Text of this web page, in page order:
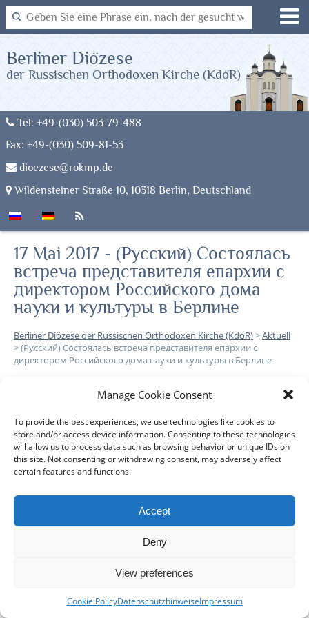
Manage Cookie Consent
To provide the best experiences, we use technologies like cookies to
store and/or access device information. Consenting to these technologies
will allow us to process data such as browsing behavior or unique IDs on
this site. Not consenting or withdrawing consent, may adversely affect
certain features and functions.
Accept
Deny
View preferences
Cookie PolicyDatenschutzhinweiseImpressum
Tel: +49-(030) 503-79-488
Fax: +49-(030) 509-81-53
dioezese@rokmp.de
Wildensteiner Straße 10, 10318 Berlin, Deutschland
Berliner Diözese
der Russischen Orthodoxen Kirche (KdöR)
17 Mai 2017 - (Русский) Состоялась
встреча представителя епархии с
директором Российского дома
науки и культуры в Берлине
Berliner Diözese der Russischen Orthodoxen Kirche (KdöR)>Aktuell
>(Русский) Состоялась встреча представителя епархии с
директором Российского дома науки и культуры в Берлине
Leider ist der Eintrag nur aufРусский
DIÖZESE GEMEINDEN KLERUS IMPRESSUM
DATENSCHUTZHINWEISE KONTAKT
vorbehalten